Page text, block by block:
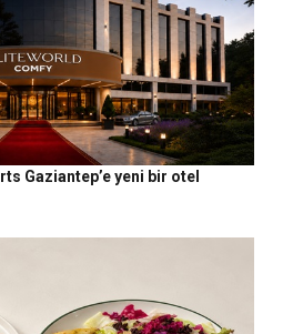
Gaziantep’e yeni bir otel